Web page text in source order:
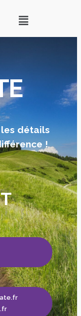
détails
!